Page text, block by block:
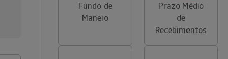
Fundo de
Maneio
Prazo Médio
de
Recebimentos